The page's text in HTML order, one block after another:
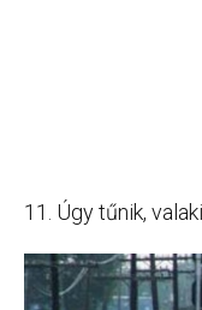
11. Úgy tűnik,